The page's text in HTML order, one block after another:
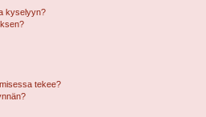
kyselyyn?
tekee?